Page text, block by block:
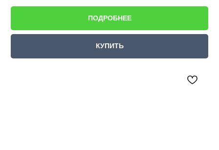
ПОДРОБНЕЕ
КУПИТЬ